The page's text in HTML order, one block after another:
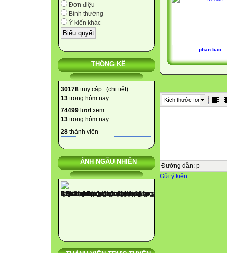
Đơn điệu
Bình thường
Ý kiến khác
THỐNG KÊ
30178 truy cập (chi tiết)
13 trong hôm nay
74499 lượt xem
13 trong hôm nay
28 thành viên
ẢNH NGẪU NHIÊN
phan bao
Kích thước font
Đường dẫn: p
Gửi ý kiến